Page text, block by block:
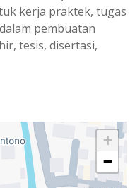
kerja praktek, tugas
pembuatan
tesis, disertasi,
+
−